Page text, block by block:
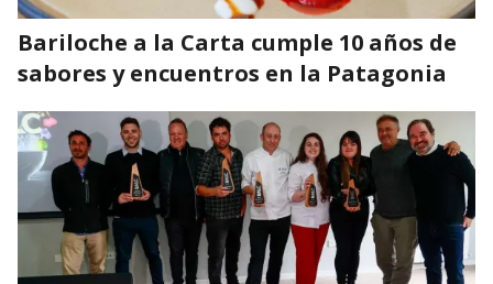
Bariloche a la Carta cumple 10 años de
sabores y encuentros en la Patagonia